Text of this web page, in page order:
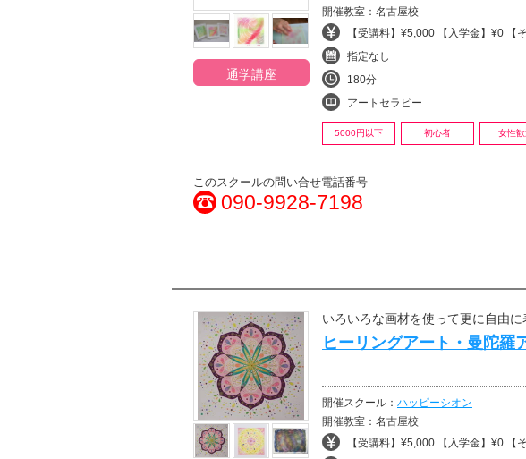
通学講座
開催教室：名古屋校
【受講料】¥5,000 【入学金】¥0 【
指定なし
180分
アートセラピー
5000円以下 初心者 女性歓
このスクールの問い合せ電話番号
090-9928-7198
いろいろな画材を使って更に自由
ヒーリングアート・曼陀羅
開催スクール： ハッピーシオン
開催教室：名古屋校
【受講料】¥5,000 【入学金】¥0 【